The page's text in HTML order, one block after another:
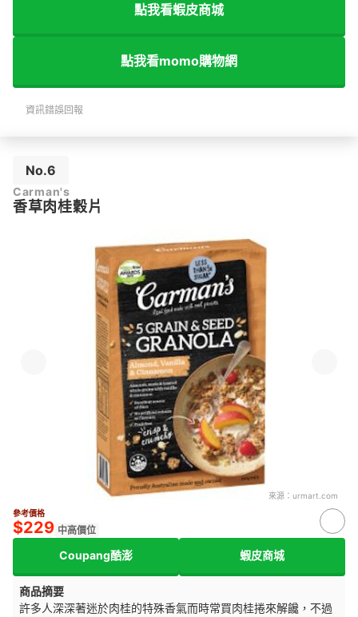
點我看蝦皮商城
點我看momo購物網
資訊錯誤回報
No.6
Carman's
香草肉桂穀片
來源： urmart.com
參考價格
$229 中高價位
Coupang酷澎 蝦皮商城
商品摘要
許多人深深著迷於肉桂的特殊香氣而時常買肉桂捲來解饞，不過